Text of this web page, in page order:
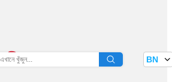
তথ্য বাতায়ন BN